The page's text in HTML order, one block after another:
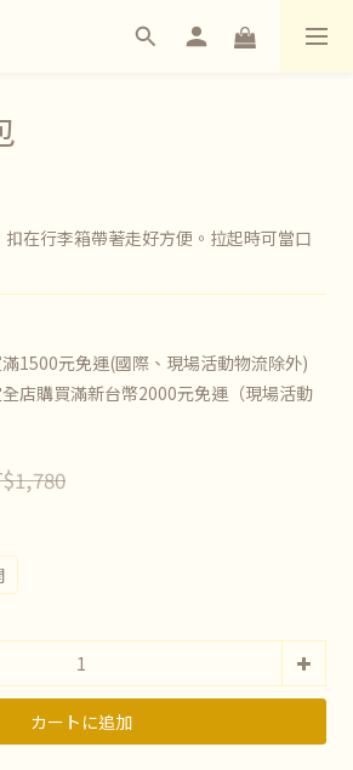
在行李箱帶著走好方便。拉起時可當口
1500元免運(國際、現場活動物流除外)
店購買滿新台幣2000元免運（現場活動
カートに追加